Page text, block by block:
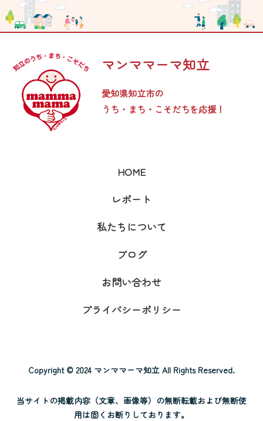
マンママーマ知立
愛知県知立市の
うち・まち・こそだちを応援！
HOME
レポート
私たちについて
ブログ
お問い合わせ
プライバシーポリシー
Copyright © 2024 マンママーマ知立 All Rights Reserved.
当サイトの掲載内容（文章、画像等）の無断転載および無断使
用は固くお断りしております。